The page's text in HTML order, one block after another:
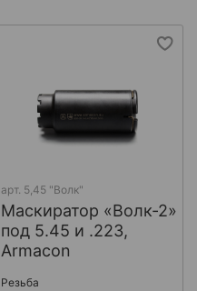
арт. 5,45 "Волк"
Маскиратор «Волк-2»
под 5.45 и .223,
Armacon
Резьба